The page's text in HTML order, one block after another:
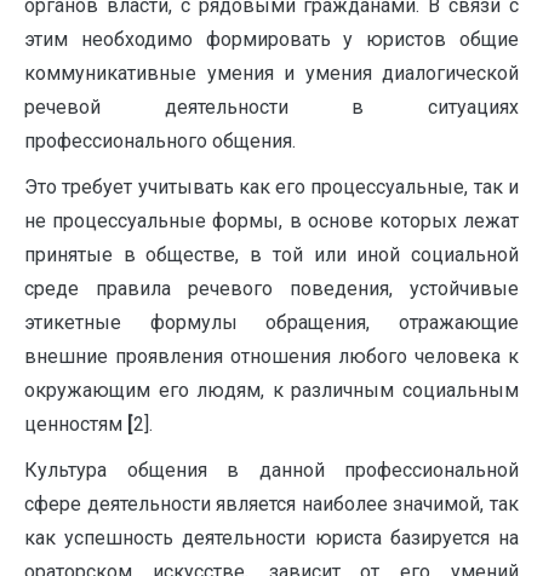
органов власти, с рядовыми гражданами. В связи с
этим необходимо формировать у юристов общие
коммуникативные умения и умения диалогической
речевой деятельности в ситуациях
профессионального общения.
Это требует учитывать как его процессуальные, так и
не процессуальные формы, в основе которых лежат
принятые в обществе, в той или иной социальной
среде правила речевого поведения, устойчивые
этикетные формулы обращения, отражающие
внешние проявления отношения любого человека к
окружающим его людям, к различным социальным
ценностям [2].
Культура общения в данной профессиональной
сфере деятельности является наиболее значимой, так
как успешность деятельности юриста базируется на